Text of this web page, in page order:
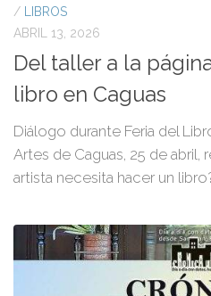
/ LIBROS
ABRIL 13, 2026
Del taller a la
libro en Caguas
Diálogo durante Feria del
Artes de Caguas, 25 de abril,
artista necesita hacer un